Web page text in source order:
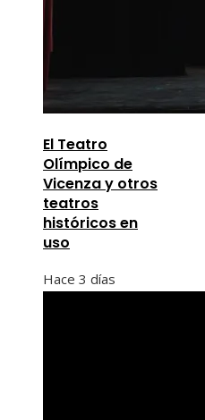
El Teatro
Olímpico de
Vicenza y otros
teatros
históricos en
uso
Hace 3 días